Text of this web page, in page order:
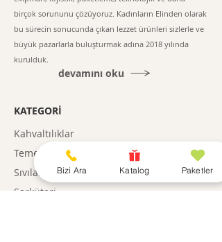
birçok sorununu çözüyoruz. Kadınların Elinden olarak
bu sürecin sonucunda çıkan lezzet ürünleri sizlerle ve
büyük pazarlarla buluşturmak adına 2018 yılında
kurulduk.
devamını oku
KATEGORİ
Kahvaltılıklar
Temel Gıda
Sıvılar
Şarküteri
Bizi Ara Katalog Paketler